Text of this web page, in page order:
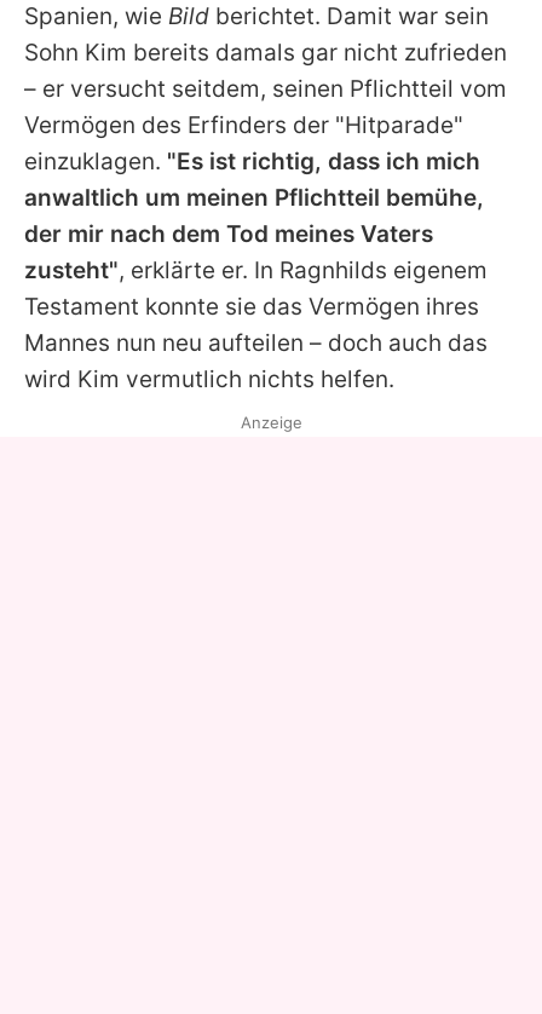
Spanien, wie Bild berichtet. Damit war sein
Sohn Kim bereits damals gar nicht zufrieden
– er versucht seitdem, seinen Pflichtteil vom
Vermögen des Erfinders der "Hitparade"
einzuklagen. "Es ist richtig, dass ich mich
anwaltlich um meinen Pflichtteil bemühe,
der mir nach dem Tod meines Vaters
zusteht", erklärte er. In Ragnhilds eigenem
Testament konnte sie das Vermögen ihres
Mannes nun neu aufteilen – doch auch das
wird Kim vermutlich nichts helfen.
Anzeige